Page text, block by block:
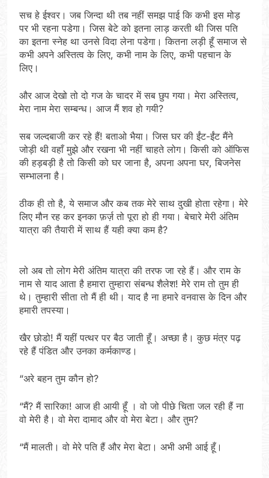
सच हे ईश्वर। जब जिन्दा थी तब नहीं समझ पाई कि कभी इस मोड़
पर भी रहना पडेगा। जिस बेटे को इतना लाड़ करती थी जिस पति
का इतना स्नेह था उनसे विदा लेना पडेगा। कितना लड़ी हूँ समाज से
कभी अपने अस्तित्व के लिए, कभी नाम के लिए, कभी पहचान के
लिए।
और आज देखो तो दो गज के चादर में सब छुप गया। मेरा अस्तित्व,
मेरा नाम मेरा सम्बन्ध। आज मैं शव हो गयी?
सब जल्दबाजी कर रहे हैं! बताओ भैया। जिस घर की ईंट-ईंट मैंने
जोड़ी थी वहाँ मुझे और रखना भी नहीं चाहते लोग। किसी को ऑफिस
की हड़बड़ी है तो किसी को घर जाना है, अपना अपना घर, बिजनेस
सम्भालना है।
ठीक ही तो है, ये समाज और कब तक मेरे साथ दुखी होता रहेगा। मेरे
लिए मौन रह कर इनका फ़र्ज़ तो पूरा हो ही गया। बेचारे मेरी अंतिम
यात्रा की तैयारी में साथ हैं यही क्या कम है?
लो अब तो लोग मेरी अंतिम यात्रा की तरफ जा रहे हैं। और राम के
नाम से याद आता है हमारा तुम्हारा संबन्ध शैलेश! मेरे राम तो तुम ही
थे। तुम्हारी सीता तो मैं ही थी। याद है ना हमारे वनवास के दिन और
हमारी तपस्या।
खैर छोडो! मैं यहीं पत्थर पर बैठ जाती हूँ। अच्छा है। कुछ मंत्र पढ़
रहे हैं पंडित और उनका कर्मकाण्ड।
“अरे बहन तुम कौन हो?
“मैं? मैं सारिका! आज ही आयी हूँ । वो जो पीछे चिता जल रही हैं ना
वो मेरी है। वो मेरा दामाद और वो मेरा बेटा। और तुम?
“मैं मालती। वो मेरे पति हैं और मेरा बेटा। अभी अभी आई हूँ।